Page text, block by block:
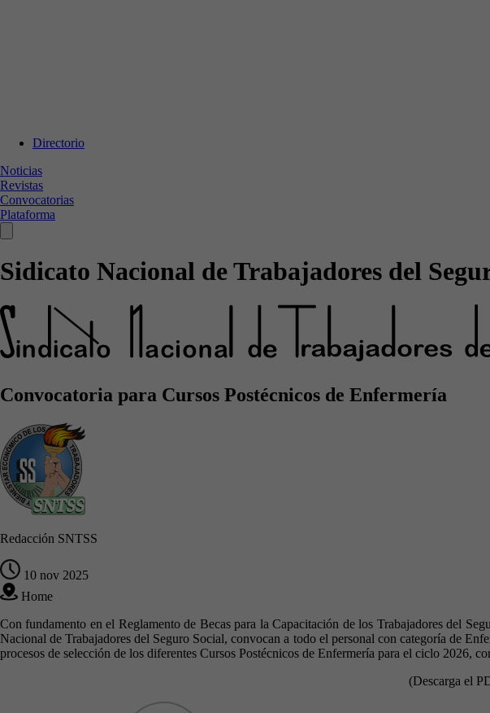
Directorio
Noticias
Revistas
Convocatorias
Plataforma
Sidicato Nacional de Trabajadores del
Convocatoria para Cursos Postécnicos de Enfermería
Redacción SNTSS
10 nov 2025
Home
Con fundamento en el Reglamento de Becas para la Capacitación de los Trabajadores del
Nacional de Trabajadores del Seguro Social, convocan a todo el personal con categoría de
procesos de selección de los diferentes Cursos Postécnicos de Enfermería para el ciclo 2026,
(Descarga el